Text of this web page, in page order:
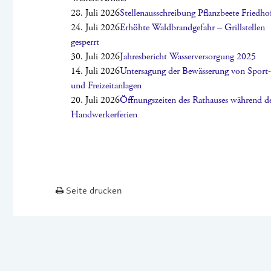
28. Juli 2026Stellenausschreibung Pflanzbeete
24. Juli 2026Erhöhte Waldbrandgefahr – Grillstellen
gesperrt
30. Juli 2026Jahresbericht Wasserversorgung 2025
14. Juli 2026Untersagung der Bewässerung von Sport-
und Freizeitanlagen
20. Juli 2026Öffnungszeiten des Rathauses während
Handwerkerferien
Seite drucken